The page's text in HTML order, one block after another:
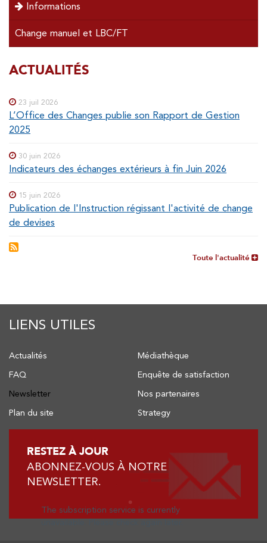
Informations
Change manuel et LBC/FT
SOUS-
Special
ACTUALITÉS
23 juil 2026
L’Office des Changes publie son Rapport de Gestion
2025
30 juin 2026
Indicateurs des échanges extérieurs à fin Juin 2026
15 juin 2026
Publication de l'Instruction régissant l'activité de change
de devises
Toute l'actualité
LIENS UTILES
Actualités
FAQ
Newsletter
Plan du site
Médiathèque
Enquête de satisfaction
Nos partenaires
Strategy
RESTEZ À JOUR
ABONNEZ-VOUS À NOTRE
NEWSLETTER.
The subscription service is currently
unavailable. Please check again later.